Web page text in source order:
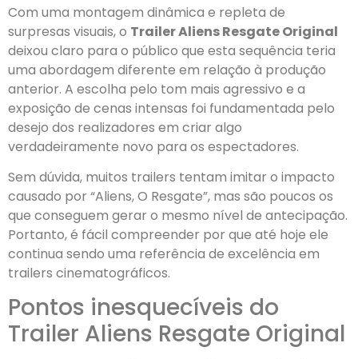
Com uma montagem dinâmica e repleta de
surpresas visuais, o Trailer Aliens Resgate Original
deixou claro para o público que esta sequência teria
uma abordagem diferente em relação à produção
anterior. A escolha pelo tom mais agressivo e a
exposição de cenas intensas foi fundamentada pelo
desejo dos realizadores em criar algo
verdadeiramente novo para os espectadores.
Sem dúvida, muitos trailers tentam imitar o impacto
causado por “Aliens, O Resgate”, mas são poucos os
que conseguem gerar o mesmo nível de antecipação.
Portanto, é fácil compreender por que até hoje ele
continua sendo uma referência de excelência em
trailers cinematográficos.
Pontos inesquecíveis do
Trailer Aliens Resgate Original